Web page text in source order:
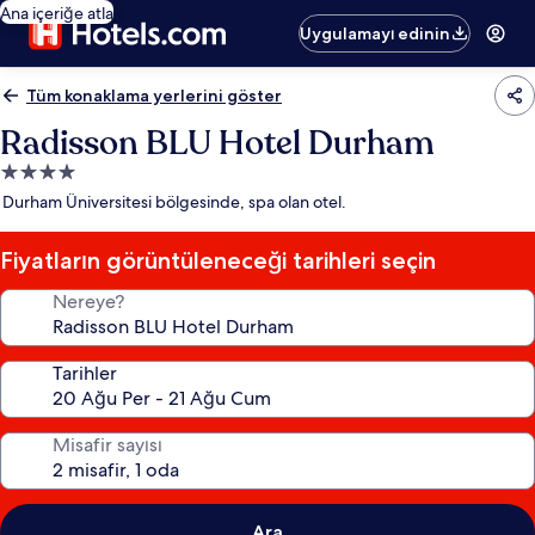
Ana içeriğe atla
Uygulamayı edinin
Tüm konaklama yerlerini göster
Radisson BLU Hotel Durham
4.0
yıldızlı
yeri
Durham Üniversitesi bölgesinde, spa olan otel.
Fiyatların görüntüleneceği tarihleri seçin
Nereye?
Tarihler
Misafir sayısı